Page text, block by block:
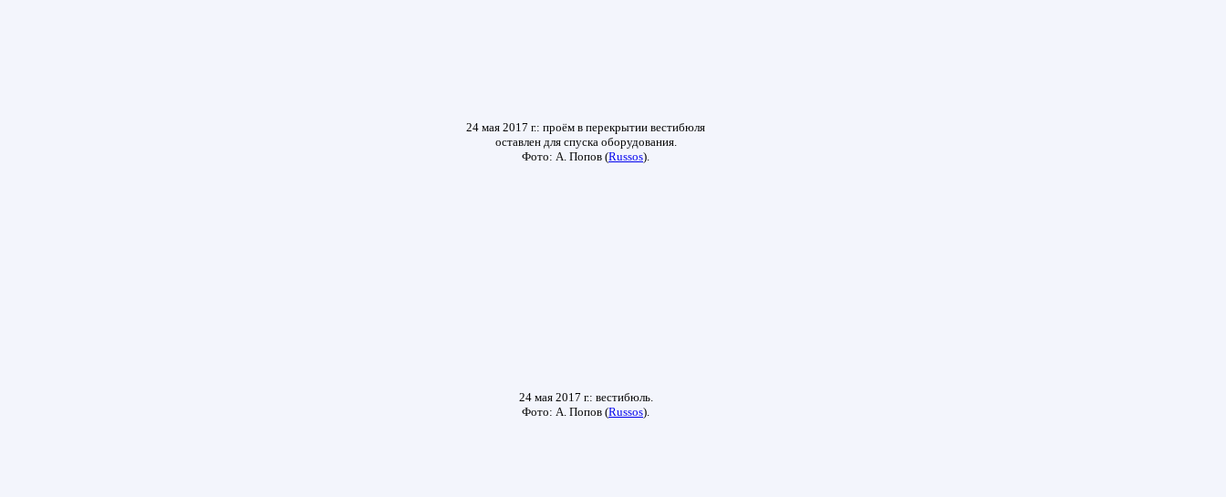
24 мая 2017 г.: проём в перекрытии вестибюля
оставлен для спуска оборудования.
Фото: А. Попов (Russos).
24 мая 2017 г.: вестибюль.
Фото: А. Попов (Russos).